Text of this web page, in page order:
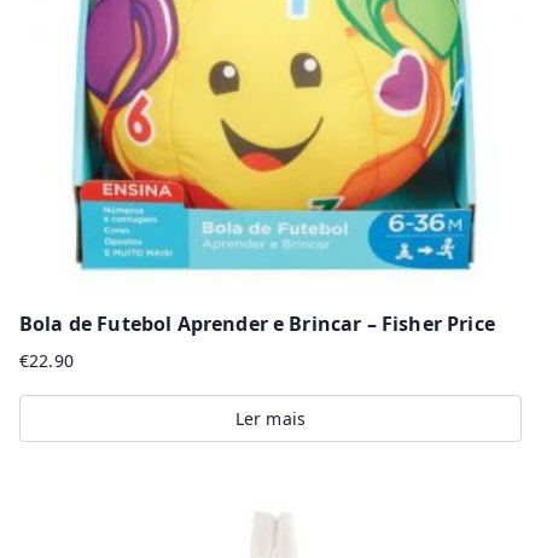
Bola de Futebol Aprender e Brincar – Fisher Price
€22.90
Ler mais